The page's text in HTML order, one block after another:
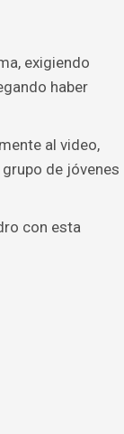
exigiendo
haber
al video,
de jóvenes
con esta